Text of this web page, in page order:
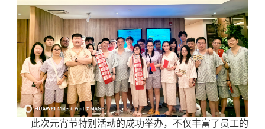
此次元宵节特别活动的成功举办，不仅丰富了员工的